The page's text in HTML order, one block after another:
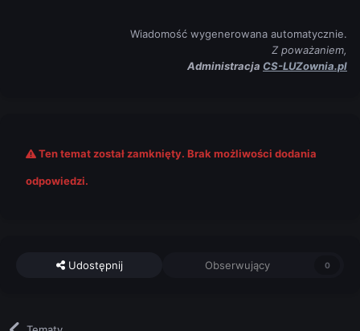
Wiadomość wygenerowana automatycznie.
Z poważaniem,
Administracja CS-LUZownia.pl
Ten temat został zamknięty. Brak możliwości dodania
odpowiedzi.
Udostępnij Obserwujący 0